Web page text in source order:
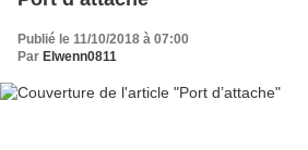
Publié le 11/10/2018 à 07:00
Par Elwenn0811